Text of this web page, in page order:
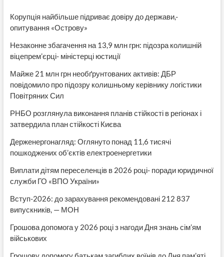
Корупція найбільше підриває довіру до держави,-
опитування «Острову»
Незаконне збагачення на 13,9 млн грн: підозра колишній
віцепрем’єрці- міністерці юстиції
Майже 21 млн грн необґрунтованих активів: ДБР
повідомило про підозру колишньому керівнику логістики
Повітряних Сил
РНБО розглянула виконання планів стійкості в регіонах і
затвердила план стійкості Києва
Держенергонагляд: Оглянуто понад 11,6 тисячі
пошкоджених об’єктів електроенергетики
Виплати дітям переселенців в 2026 році- поради юридичної
служби ГО «ВПО України»
Вступ-2026: до зарахування рекомендовані 212 837
випускників, — МОН
Грошова допомога у 2026 році з нагоди Дня знань сім’ям
військових